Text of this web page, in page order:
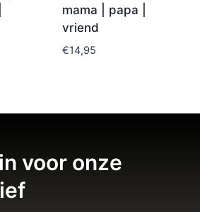
mama | papa |
vriend
€14,95
voor onze